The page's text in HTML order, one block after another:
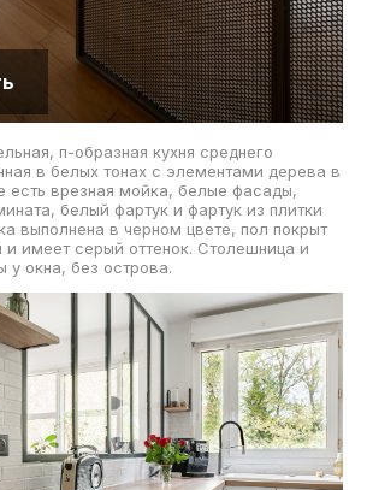
п-образная кухня среднего
в белых тонах с элементами дерева в
есть врезная мойка, белые фасады,
белый фартук и фартук из плитки
выполнена в черном цвете, пол покрыт
и имеет серый оттенок. Столешница и
у окна, без острова.